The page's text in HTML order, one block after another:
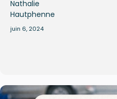
juin 6, 2024